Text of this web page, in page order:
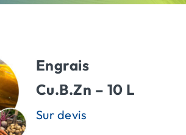
Engrais
Cu.B.Zn – 10 L